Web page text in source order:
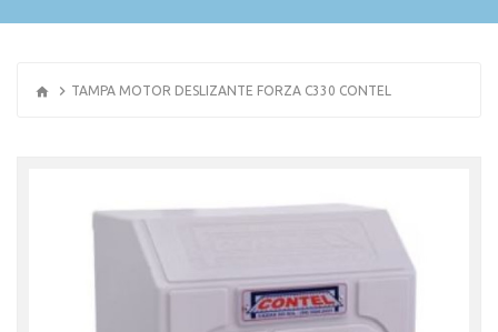
TAMPA MOTOR DESLIZANTE FORZA C330 CONTEL